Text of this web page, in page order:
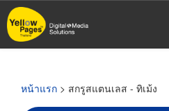
ข้าม
ไป
หน้าแรก > สกรูสแตนเลส - ทิเม้ง